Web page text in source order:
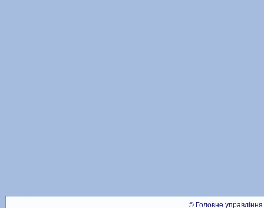
© Головне управління